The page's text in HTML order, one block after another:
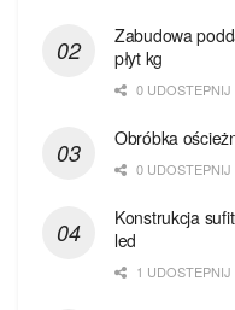
Zabudowa
płyt kg
0 UDOSTEPNIJ
Obróbka
0 UDOSTEPNIJ
Konstrukcja
led
1 UDOSTEPNIJ